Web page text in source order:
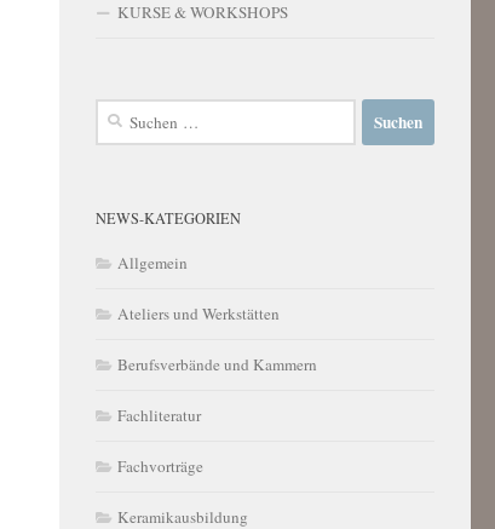
KURSE & WORKSHOPS
Suchen
NEWS-KATEGORIEN
Allgemein
Ateliers und Werkstätten
Berufsverbände und Kammern
Fachliteratur
Fachvorträge
Keramikausbildung